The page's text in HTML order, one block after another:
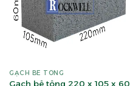
GẠCH BÊ TÔNG
Gạch bê tông 220 x 105 x 60